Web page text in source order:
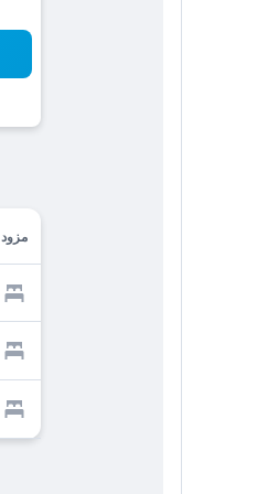
مزود